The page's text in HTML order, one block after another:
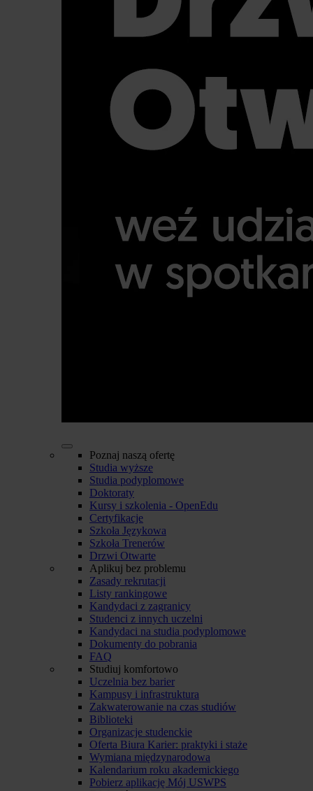
Poznaj naszą ofertę
Studia wyższe
Studia podyplomowe
Doktoraty
Kursy i szkolenia - OpenEdu
Certyfikacje
Szkoła Językowa
Szkoła Trenerów
Drzwi Otwarte
Aplikuj bez problemu
Zasady rekrutacji
Listy rankingowe
Kandydaci z zagranicy
Studenci z innych uczelni
Kandydaci na studia podyplomowe
Dokumenty do pobrania
FAQ
Studiuj komfortowo
Uczelnia bez barier
Kampusy i infrastruktura
Zakwaterowanie na czas studiów
Biblioteki
Organizacje studenckie
Oferta Biura Karier: praktyki i staże
Wymiana międzynarodowa
Kalendarium roku akademickiego
Pobierz aplikację Mój USWPS